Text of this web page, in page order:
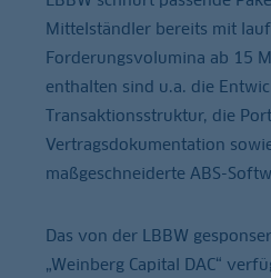
Mittelständler bereits mit
Forderungsvolumina ab 15
enthalten sind u.a. die
Transaktionsstruktur, die
Vertragsdokumentation
maßgeschneiderte ABS-
Das von der LBBW
„Weinberg Capital DAC“